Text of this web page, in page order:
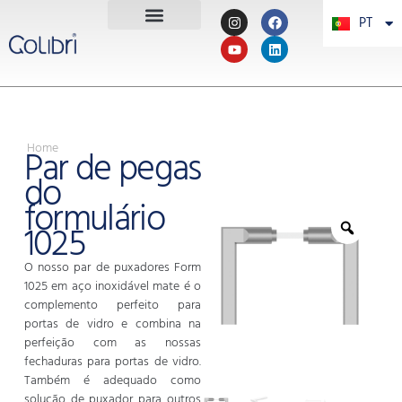
PT
PL
Home
Par de pegas
do
formulário
1025
O nosso par de puxadores Form
1025 em aço inoxidável mate é o
complemento perfeito para
portas de vidro e combina na
perfeição com as nossas
fechaduras para portas de vidro.
Também é adequado como